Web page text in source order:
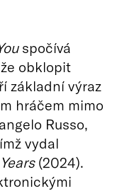
spočívá
obklopit
základní výraz
hráčem mimo
Russo,
vydal
(2024).